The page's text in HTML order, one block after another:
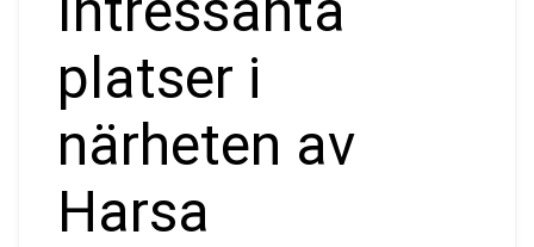
platser i
närheten av
Harsa